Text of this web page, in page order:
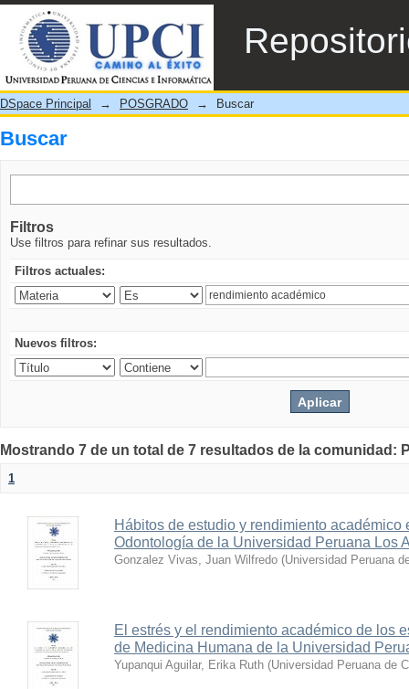
Buscar
DSpace Principal → POSGRADO → Buscar
Buscar
Filtros
Use filtros para refinar sus resultados.
Filtros actuales:
Nuevos filtros:
Mostrando 7 de un total de 7 resultados de la comunidad:
1
Hábitos de estudio y rendimiento
Odontología de la Universidad Peruana Los
Gonzalez Vivas, Juan Wilfredo (Universidad Peruana
El estrés y el rendimiento académico de los
de Medicina Humana de la Universidad
Yupanqui Aguilar, Erika Ruth (Universidad Peruana de